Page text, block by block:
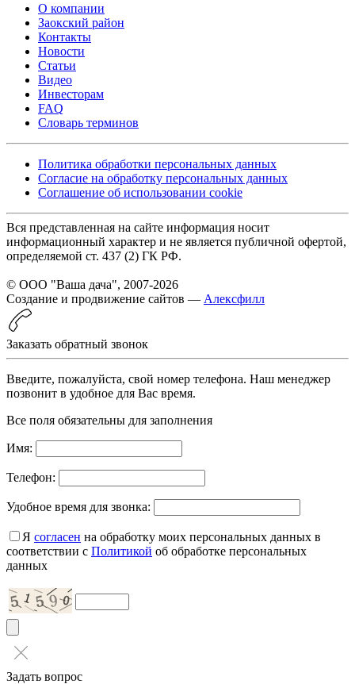
О компании
Заокский район
Контакты
Новости
Статьи
Видео
Инвесторам
FAQ
Словарь терминов
Политика обработки персональных данных
Согласие на обработку персональных данных
Соглашение об использовании cookie
Вся представленная на сайте информация носит
информационный характер и не является публичной офертой,
определяемой ст. 437 (2) ГК РФ.
© ООО "Ваша дача", 2007-2026
Создание и продвижение сайтов — Алексфилл
Заказать обратный звонок
Введите, пожалуйста, свой номер телефона. Наш менеджер
позвонит в удобное для Вас время.
Все поля обязательны для заполнения
Имя:
Телефон:
Удобное время для звонка:
Я согласен на обработку моих персональных данных в
соответствии с Политикой об обработке персональных
данных
Задать вопрос